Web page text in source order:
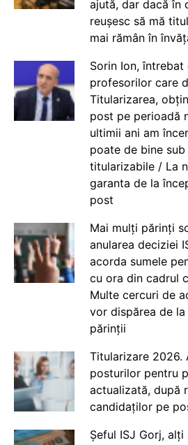
ajută, dar dacă în
reușesc să mă
mai rămân în
Sorin Ion, întrebat
profesorilor care
Titularizarea,
post pe perioadă
ultimii ani am
poate de bine
titularizabile / La
garanta de la
post
Mai mulți părinți
anularea deciziei
acorda sumele
cu ora din cadrul
Multe cercuri de
vor dispărea de
părinții
Titularizare 2026.
posturilor pentru
actualizată, după
candidaților pe
Șeful ISJ Gorj,